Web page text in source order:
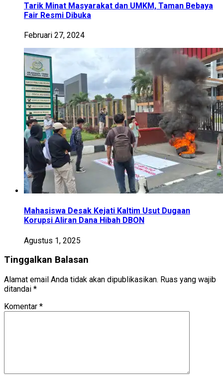
Tarik Minat Masyarakat dan UMKM, Taman Bebaya
Fair Resmi Dibuka
Februari 27, 2024
Mahasiswa Desak Kejati Kaltim Usut Dugaan
Korupsi Aliran Dana Hibah DBON
Agustus 1, 2025
Tinggalkan Balasan
Alamat email Anda tidak akan dipublikasikan. Ruas yang wajib
ditandai *
Komentar *